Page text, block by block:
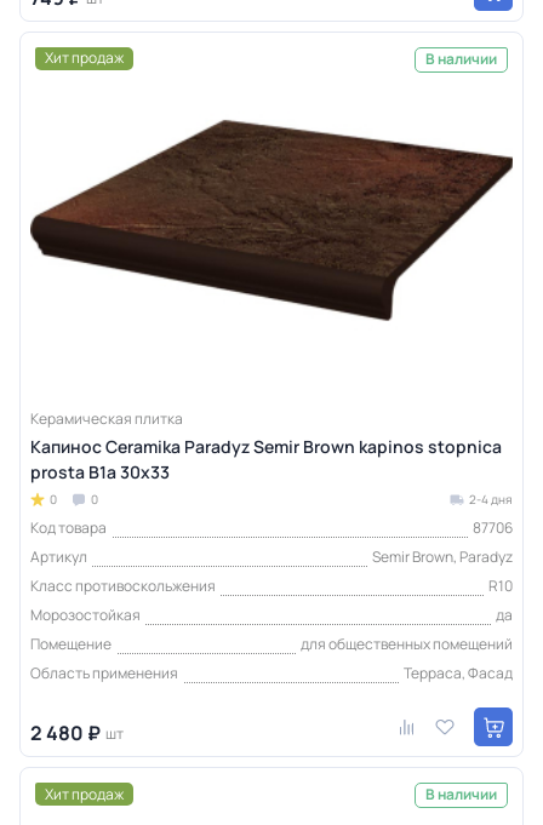
Хит продаж В наличии
Керамическая плитка
Капинос Ceramika Paradyz Semir Brown kapinos stopnica
prosta B1a 30х33
0 0 2-4 дня
Код товара
87706
Артикул
Semir Brown, Paradyz
Класс противоскольжения
R10
Морозостойкая
да
Помещение
для общественных помещений
Область применения
Терраса, Фасад
2 480 ₽ шт
Хит продаж В наличии